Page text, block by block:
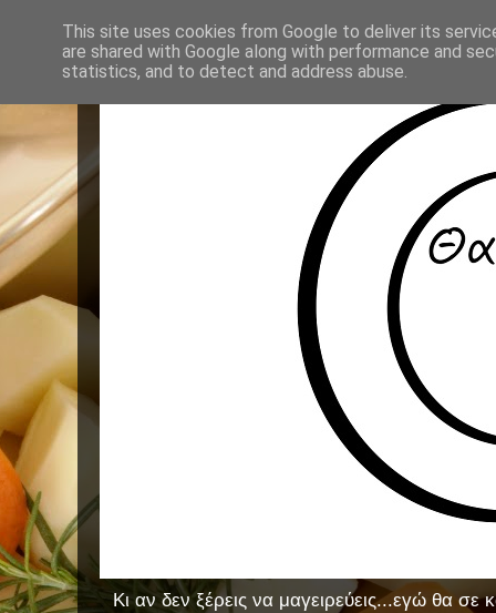
Κι αν δεν ξέρεις να μαγειρεύεις...εγώ θα
This site uses cookies from Google to deliver its
are shared with Google along with performance and
statistics, and to detect and address abuse.